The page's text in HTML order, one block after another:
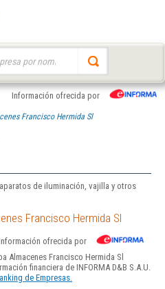
Información ofrecida por
Francisco Hermida Sl
de iluminación, vajilla y otros
Francisco Hermida Sl
ofrecida por
Almacenes Francisco Hermida Sl
financiera de INFORMA D&B S.A.U.
de Empresas.